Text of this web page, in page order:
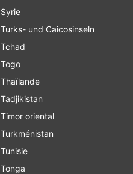
Syrie
Turks- und Caicosinseln
Tchad
Togo
Thaïlande
Tadjikistan
Timor oriental
Turkménistan
Tunisie
Tonga